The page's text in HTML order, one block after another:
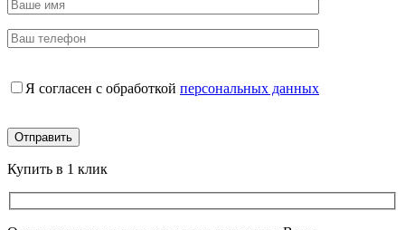
Я согласен с обработкой персональных данных
Купить в 1 клик